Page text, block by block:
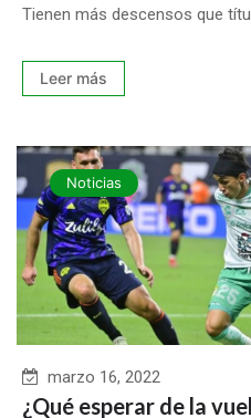
Tienen más descensos que
Leer más
Noticias
marzo 16, 2022
¿Qué esperar de la